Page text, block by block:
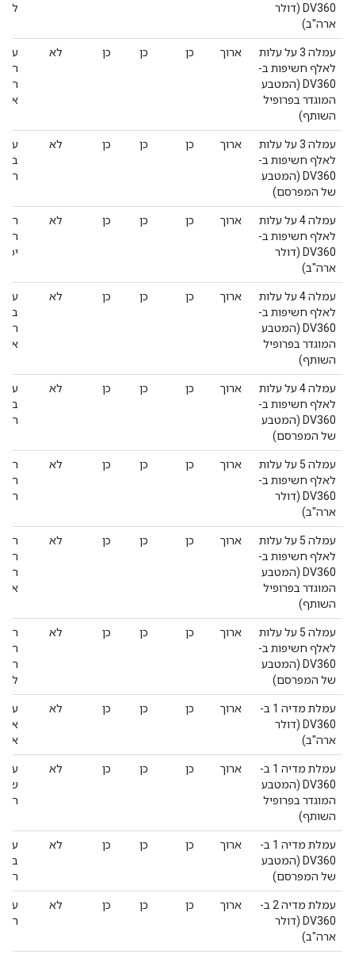
DV360 (דולר
ארה"ב)
עמלה 3 על עלות
לאלף חשיפות ב-
DV360 (המטבע
המוגדר בפרופיל
השותף)
ארוך כן כן כן
לא
עמלה 3 על עלות
לאלף חשיפות ב-
DV360 (המטבע
של המפרסם)
ארוך כן כן כן
לא
עמלה 4 על עלות
לאלף חשיפות ב-
DV360 (דולר
ארה"ב)
ארוך כן כן כן
לא
עמלה 4 על עלות
לאלף חשיפות ב-
DV360 (המטבע
המוגדר בפרופיל
השותף)
ארוך כן כן כן
לא
עמלה 4 על עלות
לאלף חשיפות ב-
DV360 (המטבע
של המפרסם)
ארוך כן כן כן
לא
עמלה 5 על עלות
לאלף חשיפות ב-
DV360 (דולר
ארה"ב)
ארוך כן כן כן
לא
עמלה 5 על עלות
לאלף חשיפות ב-
DV360 (המטבע
המוגדר בפרופיל
השותף)
ארוך כן כן כן לא
עמלה 5 על עלות
לאלף חשיפות ב-
DV360 (המטבע
של המפרסם)
ארוך כן כן כן לא
עמלת מדיה 1 ב-
DV360 (דולר
ארה"ב)
ארוך כן כן כן
לא
עמלת מדיה 1 ב-
DV360 (המטבע
המוגדר בפרופיל
השותף)
ארוך כן כן כן
לא
עמלת מדיה 1 ב-
DV360 (המטבע
של המפרסם)
ארוך כן כן כן
לא
עמלת מדיה 2 ב-
DV360 (דולר
ארה"ב)
ארוך כן כן כן
לא